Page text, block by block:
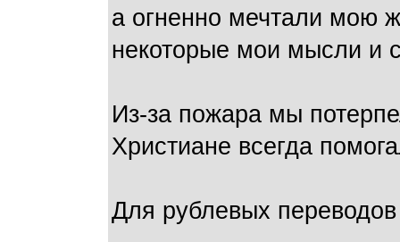
а огненно мечтали мою
некоторые мои мысли и
Из-за пожара мы
Христиане всегда
Для рублевых